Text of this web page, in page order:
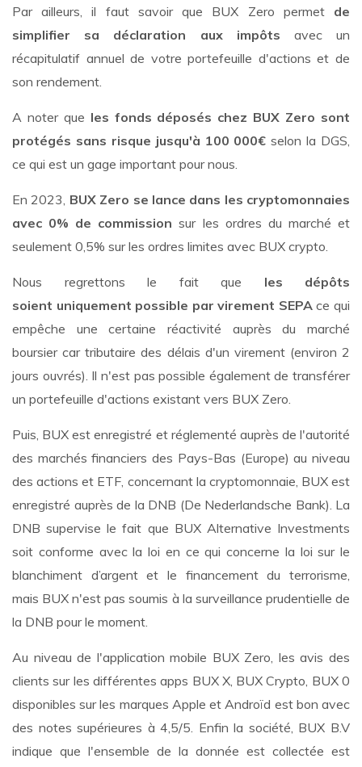
Par ailleurs, il faut savoir que BUX Zero permet de
simplifier sa déclaration aux impôts avec un
récapitulatif annuel de votre portefeuille d'actions et de
son rendement.
A noter que les fonds déposés chez BUX Zero sont
protégés sans risque jusqu'à 100 000€selon la DGS,
ce qui est un gage important pour nous.
En 2023, BUX Zero se lance dans les cryptomonnaies
avec 0% de commission sur les ordres du marché et
seulement 0,5% sur les ordres limites avec BUX crypto.
Nous regrettons le fait que les dépôts
soient uniquement possible par virement SEPAce qui
empêche une certaine réactivité auprès du marché
boursier car tributaire des délais d'un virement (environ 2
jours ouvrés). Il n'est pas possible également de transférer
un portefeuille d'actions existant vers BUX Zero.
Puis, BUX est enregistré et réglementé auprès de l'autorité
des marchés financiers des Pays-Bas (Europe) au niveau
des actions et ETF, concernant la cryptomonnaie, BUX est
enregistré auprès de la DNB (De Nederlandsche Bank). La
DNB supervise le fait que BUX Alternative Investments
soit conforme avec la loi en ce qui concerne la loi sur le
blanchiment d’argent et le financement du terrorisme,
mais BUX n'est pas soumis à la surveillance prudentielle de
la DNB pour le moment.
Au niveau de l'application mobile BUX Zero, les avis des
clients sur les différentes apps BUX X, BUX Crypto, BUX 0
disponibles sur les marques Apple et Androïd est bon avec
des notes supérieures à 4,5/5. Enfin la société, BUX B.V
indique que l'ensemble de la donnée est collectée est